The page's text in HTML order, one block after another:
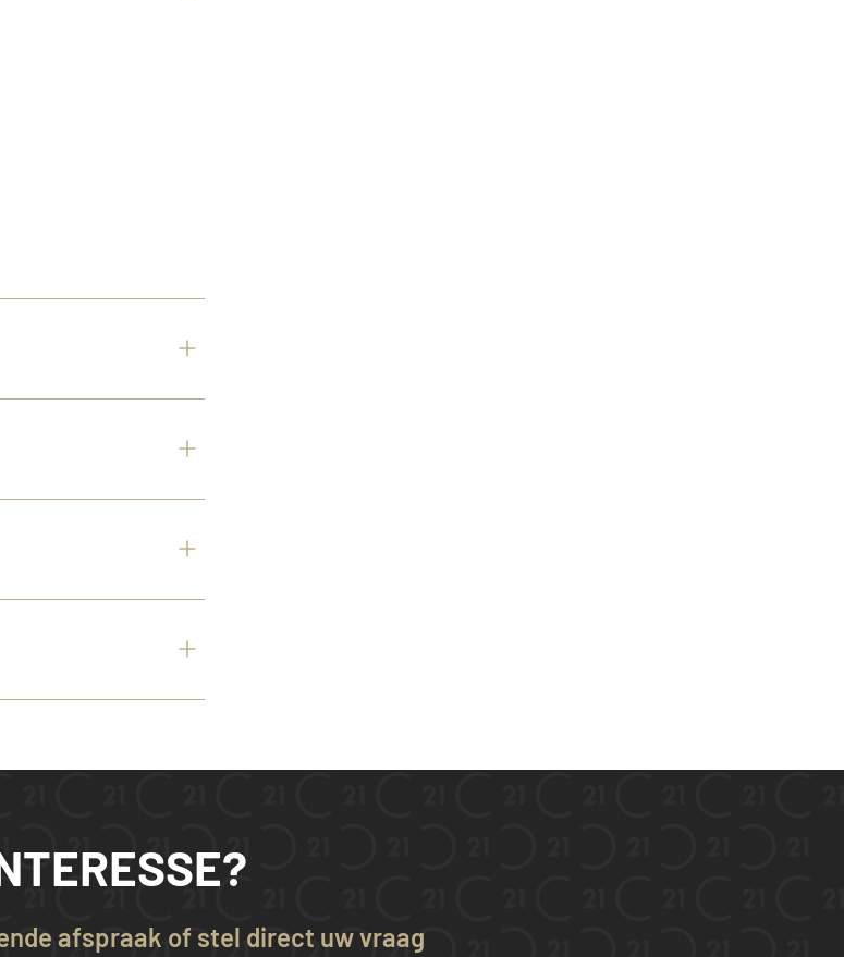
afspraak of stel direct uw vraag